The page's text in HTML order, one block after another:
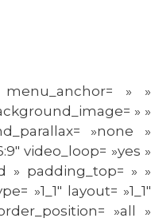
» »
» »
»none »
video_loop= »yes »
» padding_top= » »
»1_1″ layout= »1_1″
»all »